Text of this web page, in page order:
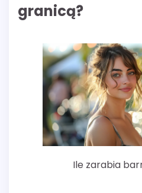
granicą?
Ile zarabia